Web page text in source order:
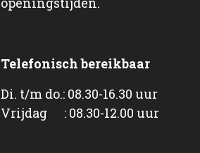
Telefonisch bereikbaar
Di. t/m do.: 08.30-16.30 uur
Vrijdag : 08.30-12.00 uur